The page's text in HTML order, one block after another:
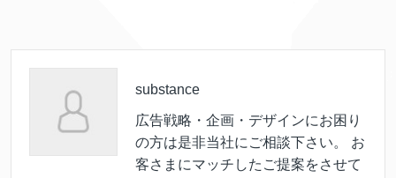
substance
広告戦略・企画・デザインにお困り
の方は是非当社にご相談下さい。 お
客さまにマッチしたご提案をさせて